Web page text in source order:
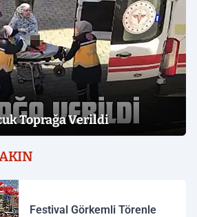
Toprağa Verildi
Festival Görkemli Törenle